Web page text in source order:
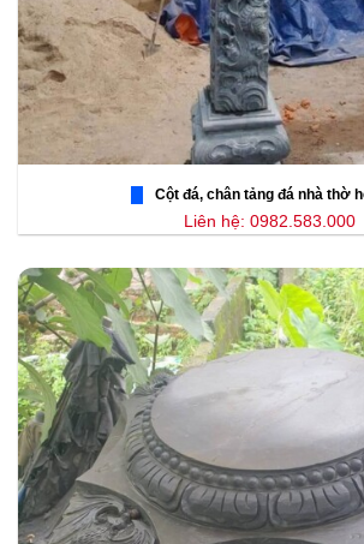
Cột đá, chân tảng đá nhà thờ
Liên hệ: 0982.583.000